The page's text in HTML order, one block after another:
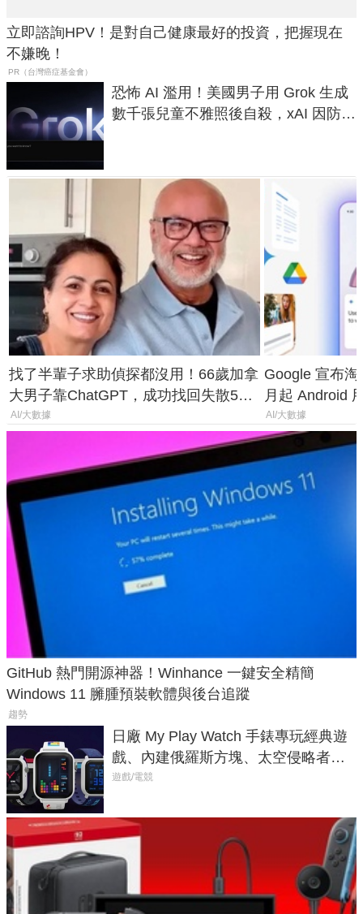
立即諮詢HPV！是對自己健康最好的投資，把握現在
不嫌晚！
PR（台灣癌症基金會）
恐怖 AI 濫用！美國男子用 Grok 生成
數千張兒童不雅照後自殺，xAI 因防護
找了半輩子求助偵探都沒用！66歲加拿
大男子靠ChatGPT，成功找回失散50
年家人
AI/大數據
Google 宣布
月起 Android
AI/大數據
GitHub 熱門開源神器！Winhance 一鍵安全精簡
Windows 11 臃腫預裝軟體與後台追蹤
趨勢
日廠 My Play Watch 手錶專玩經典遊
戲、內建俄羅斯方塊、太空侵略者，
不過竟然不能連手機？
遊戲/電競